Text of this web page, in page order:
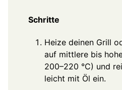
Schritte
Heize deinen Grill
auf mittlere bis
200–220 °C) und
leicht mit Öl ein.